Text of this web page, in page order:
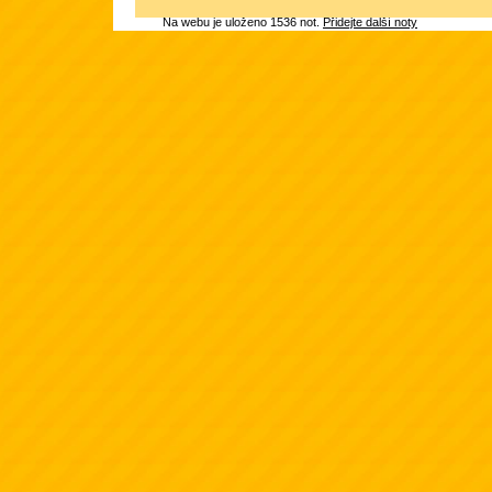
Na webu je uloženo 1536 not.Přidejte další noty